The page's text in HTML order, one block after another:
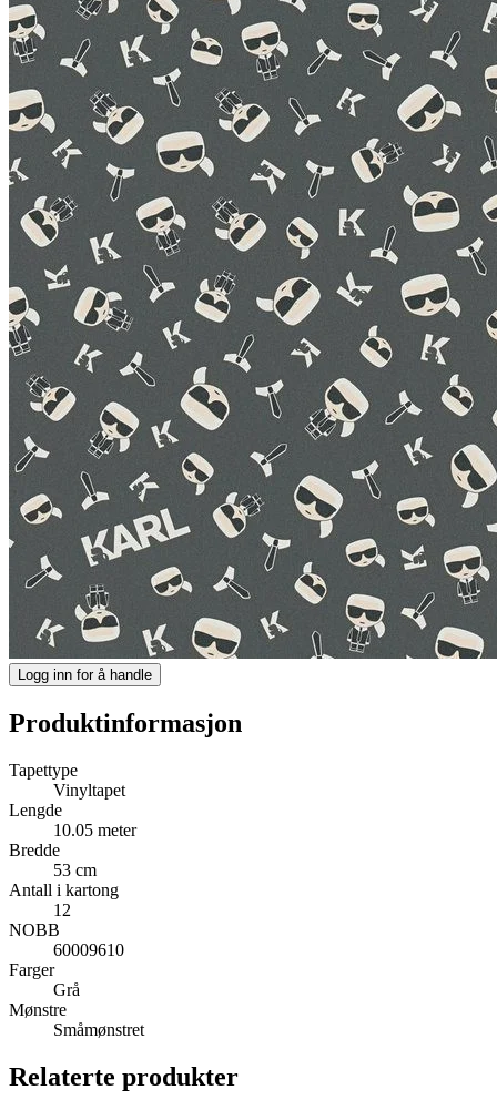
Logg inn for å handle
Produktinformasjon
Tapettype
Vinyltapet
Lengde
10.05 meter
Bredde
53 cm
Antall i kartong
12
NOBB
60009610
Farger
Grå
Mønstre
Småmønstret
Relaterte produkter